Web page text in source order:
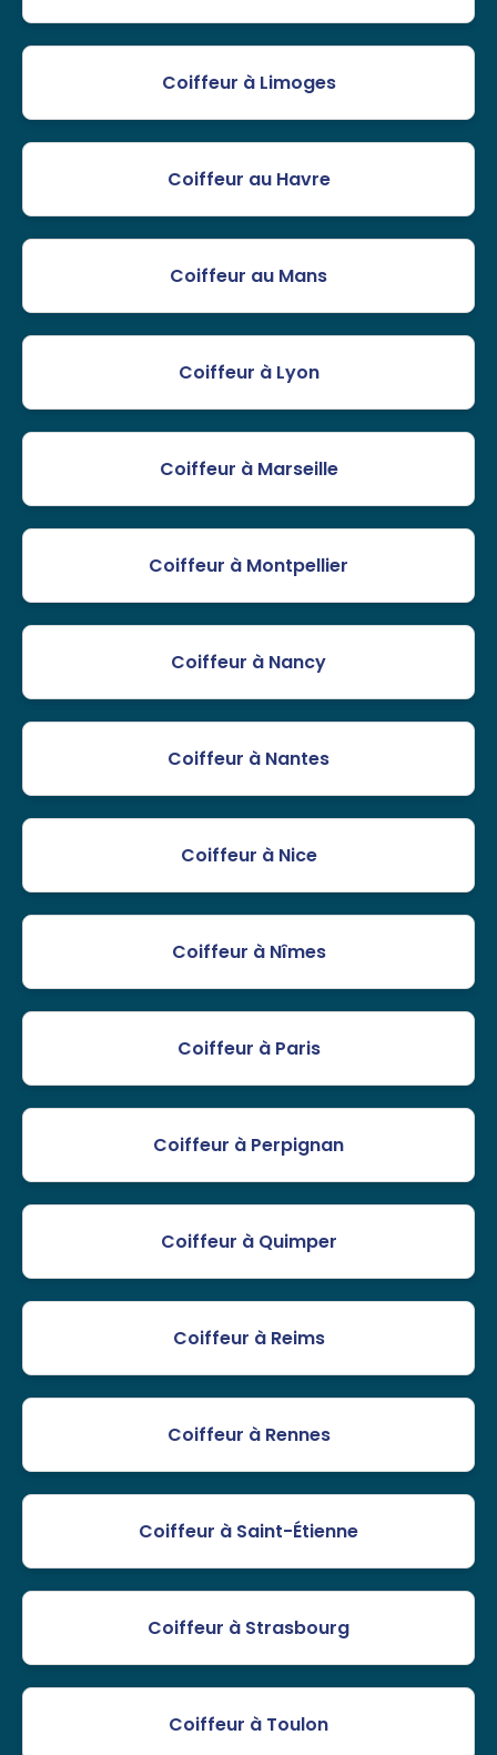
Coiffeur à Limoges
Coiffeur au Havre
Coiffeur au Mans
Coiffeur à Lyon
Coiffeur à Marseille
Coiffeur à Montpellier
Coiffeur à Nancy
Coiffeur à Nantes
Coiffeur à Nice
Coiffeur à Nîmes
Coiffeur à Paris
Coiffeur à Perpignan
Coiffeur à Quimper
Coiffeur à Reims
Coiffeur à Rennes
Coiffeur à Saint-Étienne
Coiffeur à Strasbourg
Coiffeur à Toulon